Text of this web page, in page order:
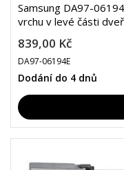
Samsung DA97-
vrchu v levé části
839,00 Kč
DA97-06194E
Dodání do 4 dnů